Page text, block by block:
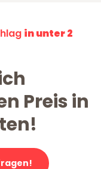
in unter 2
Preis in